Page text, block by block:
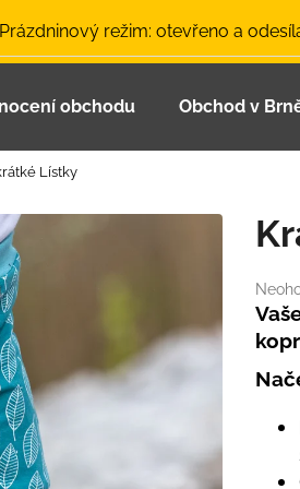
režim: otevřeno a
obchodu Obchod v
Lístky
je
0,0
z
Co potřebujete najít?
ČEPICE UV 30 SVĚTLE MODRÁ